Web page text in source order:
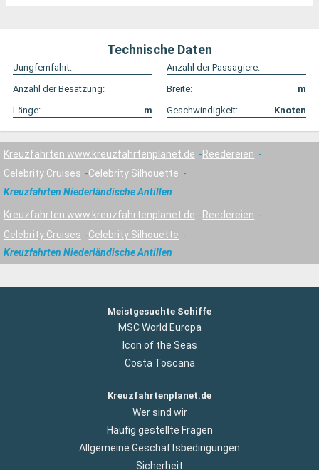
Technische Daten
Jungfernfahrt:
Anzahl der Passagiere:
Anzahl der Besatzung:
Breite:
m
Länge:
m Geschwindigkeit: Knoten
Kreuzfahrten www.kreuzfahrtenplanet.de
Reedereien
Celebrity Cruises
Celebrity Silhouette
Kreuzfahrten Niederländische Antillen
Kreuzfahrten www.kreuzfahrtenplanet.de
Reedereien
Celebrity Cruises
Celebrity Silhouette
Kreuzfahrten Niederländische Antillen
Meistgesuchte Schiffe
MSC World Europa
Icon of the Seas
Costa Toscana
Kreuzfahrtenplanet.de
Wer sind wir
Häufig gestellte Fragen
Allgemeine Geschäftsbedingungen
Sicherheit